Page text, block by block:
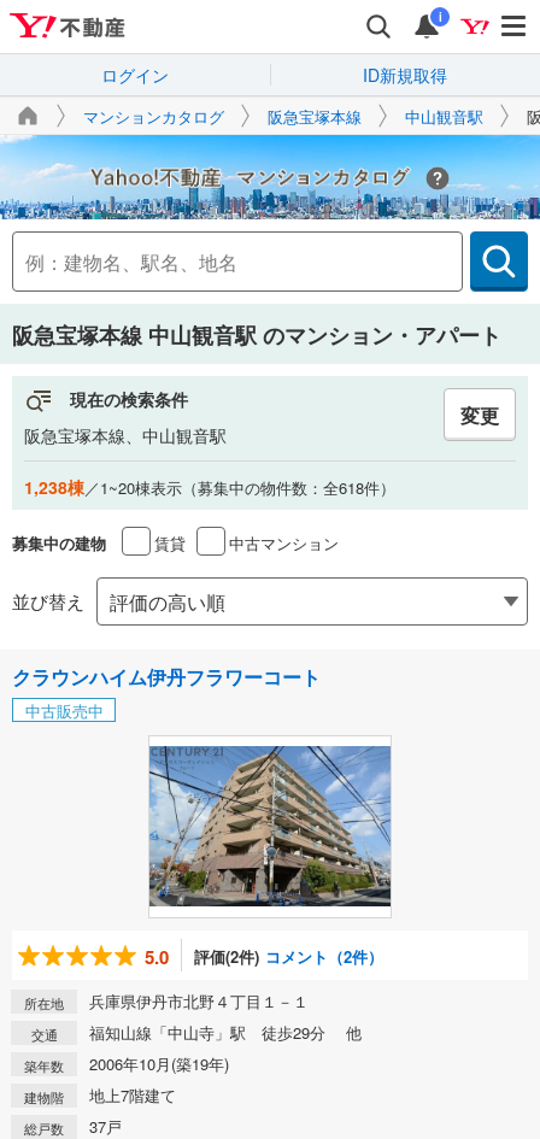
i
ログイン ID新規取得
マンションカタログ 阪急宝塚本線 中山観音駅
Yahoo!不動産
阪急宝塚本線 中山観音駅のマンション・アパート
現在の検索条件
阪急宝塚本線、中山観音駅
変更
1,238棟／1~20棟表示（募集中の物件数：全618件）
募集中の建物 賃貸 中古マンション
並び替え
クラウンハイム伊丹フラワーコート
中古販売中
5.0 評価(2件) コメント（2件）
所在地 兵庫県伊丹市北野４丁目１－１
交通 福知山線「中山寺」駅 徒歩29分 他
築年数 2006年10月(築19年)
建物階 地上7階建て
総戸数 37戸